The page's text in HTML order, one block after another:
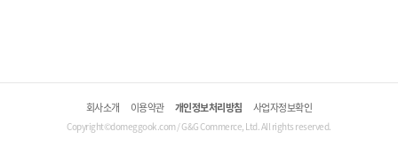
회사소개 이용약관 개인정보처리방침 사업자정보확인
Copyright©domeggook.com / G&G Commerce, Ltd. All rights reserved.